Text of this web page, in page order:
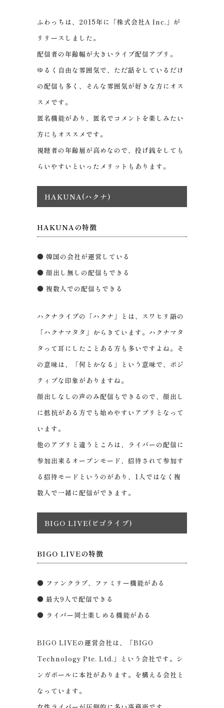
ふわっちは、2015年に「株式会社A Inc.」が
リリースしました。
配信者の年齢幅が大きいライブ配信アプリ。
ゆるく自由な雰囲気で、ただ話をしているだけ
の配信も多く、そんな雰囲気が好きな方にオス
スメです。
匿名機能があり、匿名でコメントを楽しみたい
方にもオススメです。
視聴者の年齢層が高めなので、投げ銭をしても
らいやすいといったメリットもあります。
HAKUNA(ハクナ)
HAKUNAの特徴
● 韓国の会社が運営している
● 顔出し無しの配信もできる
● 複数人での配信もできる
ハクナライブの「ハクナ」とは、スワヒリ語の
「ハクナマタタ」からきています。ハクナマタ
タって耳にしたことある方も多いですよね。そ
の意味は、「何とかなる」という意味で、ポジ
ティブな印象がありますね。
顔出しなしの声のみ配信もできるので、顔出し
に抵抗がある方でも始めやすいアプリとなって
います。
他のアプリと違うところは、ライバーの配信に
参加出来るオープンモード、招待されて参加す
る招待モードというのがあり、1人ではなく複
数人で一緒に配信ができます。
BIGO LIVE(ビゴライブ)
BIGO LIVEの特徴
● ファンクラブ、ファミリー機能がある
● 最大9人で配信できる
● ライバー同士楽しめる機能がある
BIGO LIVEの運営会社は、「BIGO
Technology Pte. Ltd.」という会社です。シ
ンガポールに本社があります。を構える会社と
なっています。